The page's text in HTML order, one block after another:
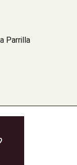
Parrilla